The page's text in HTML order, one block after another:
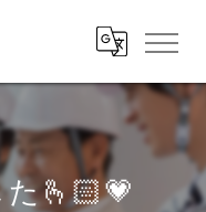
🫰🏻💗